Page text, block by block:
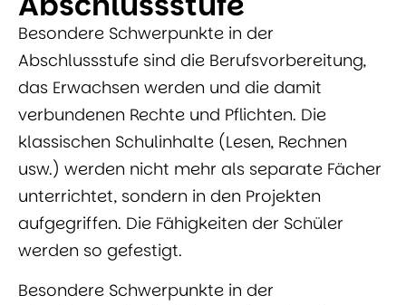
Besondere Schwerpunkte in der
Abschlussstufe sind die Berufsvorbereitung,
das Erwachsen werden und die damit
verbundenen Rechte und Pflichten. Die
klassischen Schulinhalte (Lesen, Rechnen
usw.) werden nicht mehr als separate Fächer
unterrichtet, sondern in den Projekten
aufgegriffen. Die Fähigkeiten der Schüler
werden so gefestigt.
Besondere Schwerpunkte in der